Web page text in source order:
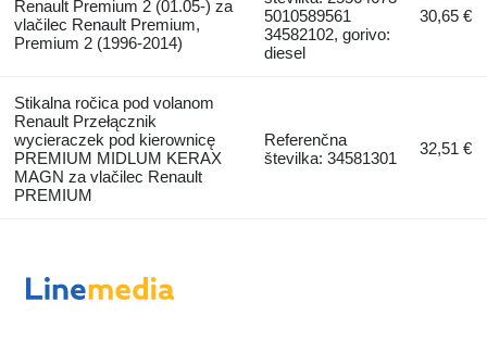
Renault Premium 2 (01.05-) za
vlačilec Renault Premium,
Premium 2 (1996-2014)
5010589561
34582102, gorivo:
diesel
30,65 €
Stikalna ročica pod volanom
Renault Przełącznik
wycieraczek pod kierownicę
PREMIUM MIDLUM KERAX
MAGN za vlačilec Renault
PREMIUM
Referenčna
številka: 34581301
32,51 €